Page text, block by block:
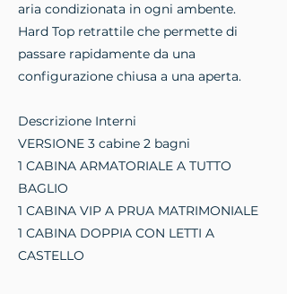
aria condizionata in ogni ambente.
Hard Top retrattile che permette di
passare rapidamente da una
configurazione chiusa a una aperta.
Descrizione Interni
VERSIONE 3 cabine 2 bagni
1 CABINA ARMATORIALE A TUTTO
BAGLIO
1 CABINA VIP A PRUA MATRIMONIALE
1 CABINA DOPPIA CON LETTI A
CASTELLO